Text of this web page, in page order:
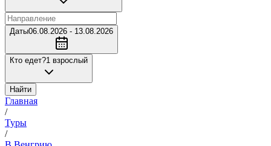
Даты06.08.2026 - 13.08.2026
Кто едет?1 взрослый
Найти
Главная
/
Туры
/